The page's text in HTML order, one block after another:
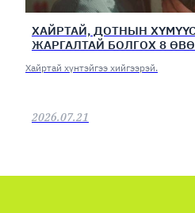
ХАЙРТАЙ, ДОТНЫН
ЖАРГАЛТАЙ БОЛГОХ 8
Хайртай хүнтэйгээ хийгээрэй.
2026.07.21